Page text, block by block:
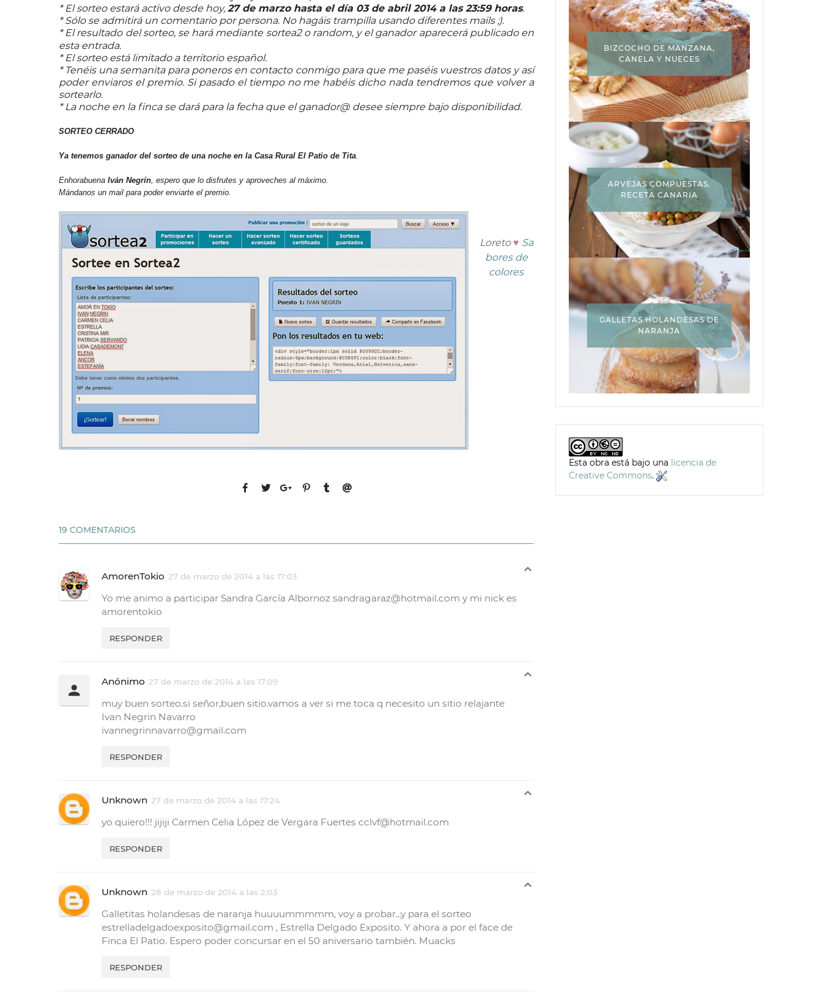
* El sorteo estará activo desde hoy, 27 de marzo hasta el día 03 de abril 2014 a las 23:59 horas.
* Sólo se admitirá un comentario por persona. No hagáis trampilla usando diferentes mails ;).
* El resultado del sorteo, se hará mediante sortea2 o random, y el ganador aparecerá publicado en
esta entrada.
* El sorteo está limitado a territorio español.
* Tenéis una semanita para poneros en contacto conmigo para que me paséisvuestros datos y así
poder enviaros el premio. Si pasado el tiempo no me habéis dicho nada tendremos que volver a
sortearlo.
* La noche en la finca se dará para la fecha que el ganador@ desee siempre bajo disponibilidad.
SORTEO CERRADO
Ya tenemos ganador del sorteo de una noche en la Casa Rural El Patio de Tita.
Enhorabuena Iván Negrín, espero que lo disfrutes y aproveches al máximo.
Mándanos un mail para poder enviarte el premio.
Loreto ♥ Sa
bores de
colores
19 COMENTARIOS
AmorenTokio 27 de marzo de 2014 a las 17:03
Yo me animo a participar Sandra García Albornoz sandragaraz@hotmail.com y mi nick es
amorentokio
RESPONDER
Anónimo 27 de marzo de 2014 a las 17:09
muy buen sorteo.si señor,buen sitio.vamos a ver si me toca q necesito un sitio relajante
Ivan Negrin Navarro
ivannegrinnavarro@gmail.com
RESPONDER
Unknown 27 de marzo de 2014 a las 17:24
yo quiero!!! jijiji Carmen Celia López de Vergara Fuertes cclvf@hotmail.com
RESPONDER
Unknown 28 de marzo de 2014 a las 2:03
Galletitas holandesas de naranja huuuummmmm, voy a probar...y para el sorteo
estrelladelgadoexposito@gmail.com , Estrella Delgado Exposito. Y ahora a por el face de
Finca El Patio. Espero poder concursar en el 50 aniversario también. Muacks
RESPONDER
BIZCOCHO DE MANZANA,
CANELA Y NUECES
ARVEJAS COMPUESTAS.
RECETA CANARIA
GALLETAS HOLANDESAS DE
NARANJA
Esta obra está bajo una licencia de
Creative Commons.